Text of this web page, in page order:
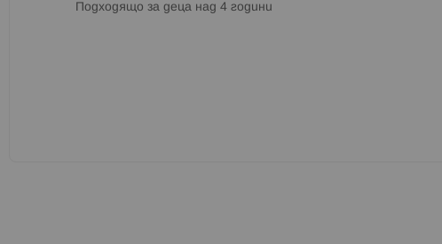
Подходящо за деца над 4 години